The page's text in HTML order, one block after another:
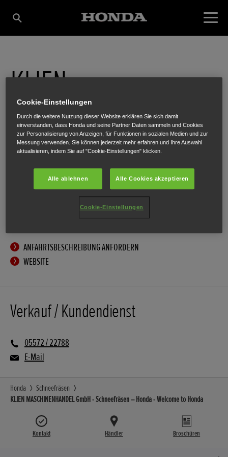
KLIEN
MASCHINENHANDEL
GMBH
Wallenmahd 5,Dornbirn,6850
ANFAHRTSBESCHREIBUNG ANFORDERN
WEBSITE
Verkauf / Kundendienst
05572 / 22788
E-Mail
Honda
Schneefräsen
KLIEN MASCHINENHANDEL GmbH - Schneefräsen – Honda - Welcome to Honda
Kontakt Händler Broschüren
Cookie-Einstellungen
Durch die weitere Nutzung dieser Website erklären Sie sich damit
einverstanden, dass Honda und seine Partner Daten sammeln und Cookies
zur Personalisierung von Anzeigen, für Funktionen in sozialen Medien und zur
Messung verwenden. Sie können jederzeit mehr erfahren und Ihre Auswahl
aktualisieren, indem Sie auf "Cookie-Einstellungen" klicken.
Alle ablehnen Alle Cookies akzeptieren
Cookie-Einstellungen